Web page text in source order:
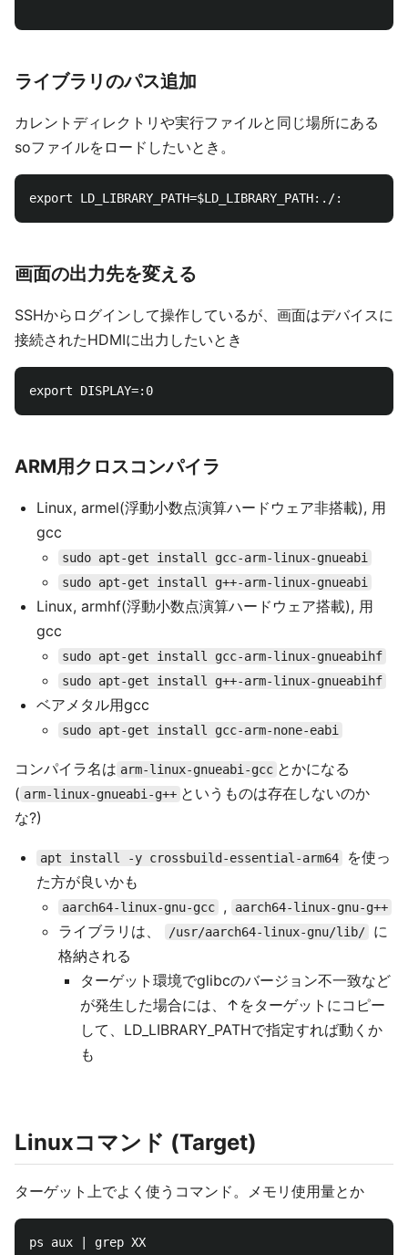
ライブラリのパス追加
カレントディレクトリや実行ファイルと同じ場所にある
soファイルをロードしたいとき。
画面の出力先を変える
SSHからログインして操作しているが、画面はデバイスに
接続されたHDMIに出力したいとき
ARM用クロスコンパイラ
Linux, armel(浮動小数点演算ハードウェア非搭載), 用
gcc
sudo apt-get install gcc-arm-linux-gnueabi
sudo apt-get install g++-arm-linux-gnueabi
Linux, armhf(浮動小数点演算ハードウェア搭載), 用
gcc
sudo apt-get install gcc-arm-linux-gnueabihf
sudo apt-get install g++-arm-linux-gnueabihf
ベアメタル用gcc
sudo apt-get install gcc-arm-none-eabi
コンパイラ名は arm-linux-gnueabi-gcc とかになる
( arm-linux-gnueabi-g++ というものは存在しないのか
な?)
apt install -y crossbuild-essential-arm64
を使っ
た方が良いかも
aarch64-linux-gnu-gcc , aarch64-linux-gnu-g++
ライブラリは、 /usr/aarch64-linux-gnu/lib/
に
格納される
ターゲット環境でglibcのバージョン不一致など
が発生した場合には、↑をターゲットにコピー
して、LD_LIBRARY_PATHで指定すれば動くか
も
Linuxコマンド (Target)
ターゲット上でよく使うコマンド。メモリ使用量とか
ps aux | grep XX